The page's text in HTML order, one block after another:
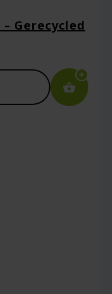
Gerecycled